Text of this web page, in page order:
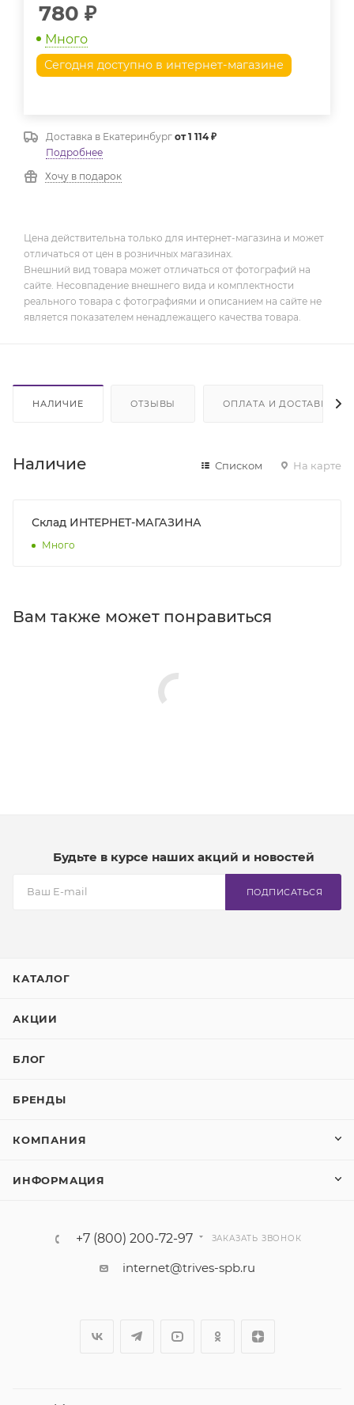
780 ₽
Много
Сегодня доступно в интернет-магазине
Доставка в Екатеринбург от 1 114 ₽
Подробнее
Хочу в подарок
Цена действительна только для интернет-магазина и может
отличаться от цен в розничных магазинах.
Внешний вид товара может отличаться от фотографий на
сайте. Несовпадение внешнего вида и комплектности
реального товара с фотографиями и описанием на сайте не
является показателем ненадлежащего качества товара.
НАЛИЧИЕ ОТЗЫВЫ ОПЛАТА И ДОСТАВКА
Наличие Списком На карте
Склад ИНТЕРНЕТ-МАГАЗИНА
Много
Вам также может понравиться
Будьте в курсе наших акций и новостей
ПОДПИСАТЬСЯ
КАТАЛОГ
АКЦИИ
БЛОГ
БРЕНДЫ
КОМПАНИЯ
ИНФОРМАЦИЯ
+7 (800) 200-72-97 ЗАКАЗАТЬ ЗВОНОК
internet@trives-spb.ru